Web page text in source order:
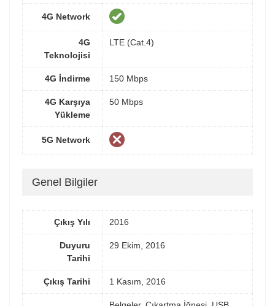
4G Network
4G
Teknolojisi
LTE (Cat.4)
4G İndirme 150 Mbps
4G Karşıya
Yükleme
50 Mbps
5G Network
Genel Bilgiler
Çıkış Yılı 2016
Duyuru
Tarihi
29 Ekim, 2016
Çıkış Tarihi 1 Kasım, 2016